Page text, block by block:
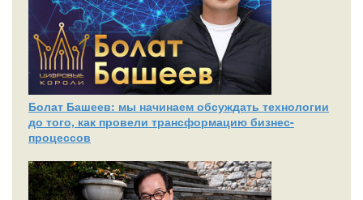
Болат Башеев: мы начинаем обсуждать технологии
до того, как провели трансформацию бизнес-
процессов